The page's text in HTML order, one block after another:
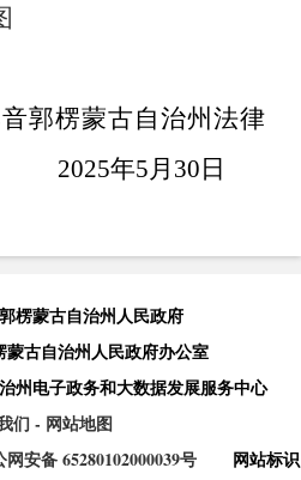
古自治州法律
月30日
楞蒙古自治州人民政府
古自治州人民政府办公室
州电子政务和大数据发展服务中心
们- 网站地图
网安备 65280102000039号 网站标识